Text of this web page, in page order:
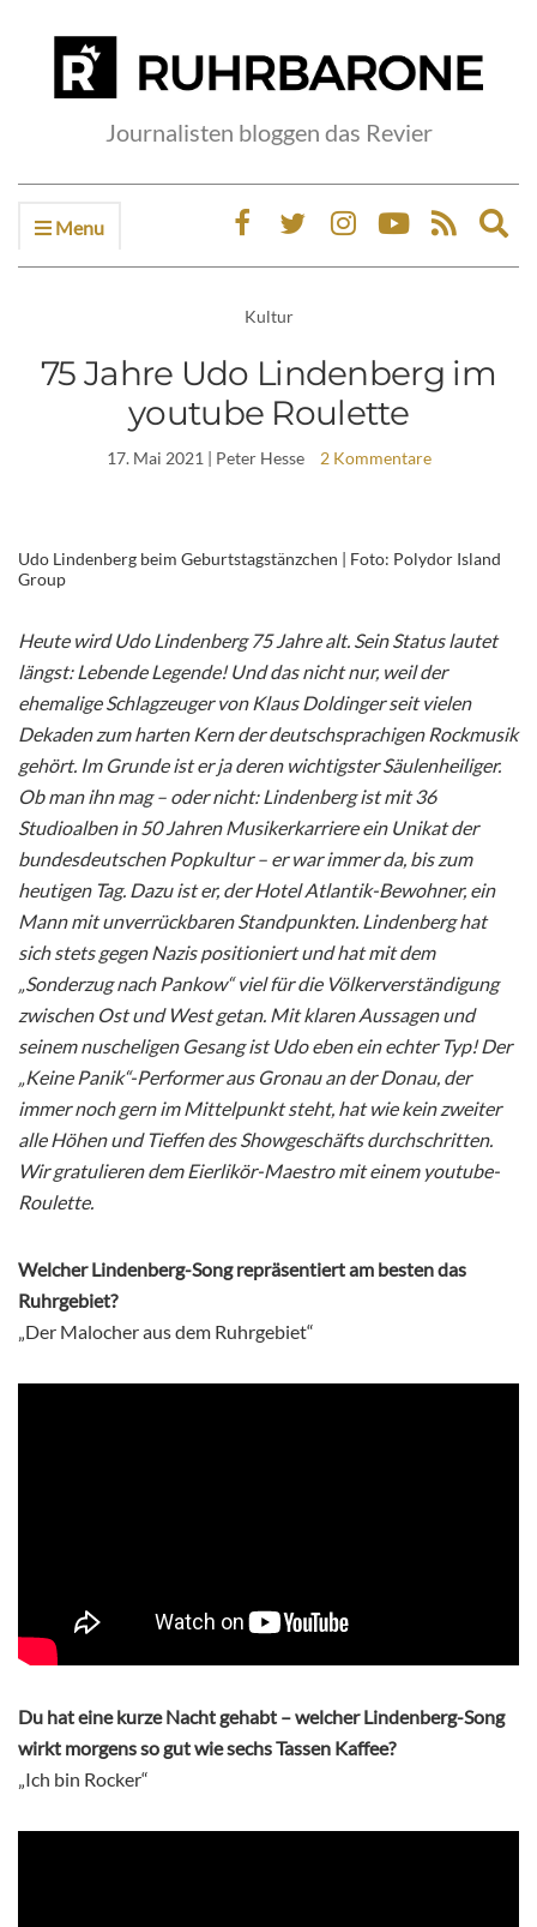
Journalisten bloggen das Revier
Menu
Kultur
75 Jahre Udo Lindenberg im
youtube Roulette
17. Mai 2021 | Peter Hesse 2 Kommentare
Udo Lindenberg beim Geburtstagstänzchen | Foto: Polydor Island
Group
Heute wird Udo Lindenberg 75 Jahre alt. Sein Status lautet
längst: Lebende Legende! Und das nicht nur, weil der
ehemalige Schlagzeuger von Klaus Doldinger seit vielen
Dekaden zum harten Kern der deutschsprachigen Rockmusik
gehört. Im Grunde ist er ja deren wichtigster Säulenheiliger.
Ob man ihn mag – oder nicht: Lindenberg ist mit 36
Studioalben in 50 Jahren Musikerkarriere ein Unikat der
bundesdeutschen Popkultur – er war immer da, bis zum
heutigen Tag. Dazu ist er, der Hotel Atlantik-Bewohner, ein
Mann mit unverrückbaren Standpunkten. Lindenberg hat
sich stets gegen Nazis positioniert und hat mit dem
„Sonderzug nach Pankow“ viel für die Völkerverständigung
zwischen Ost und West getan. Mit klaren Aussagen und
seinem nuscheligen Gesang ist Udo eben ein echter Typ! Der
„Keine Panik“-Performer aus Gronau an der Donau, der
immer noch gern im Mittelpunkt steht, hat wie kein zweiter
alle Höhen und Tieffen des Showgeschäfts durchschritten.
Wir gratulieren dem Eierlikör-Maestro mit einem youtube-
Roulette.
Welcher Lindenberg-Song repräsentiert am besten das
Ruhrgebiet?
„Der Malocher aus dem Ruhrgebiet“
Du hat eine kurze Nacht gehabt – welcher Lindenberg-Song
wirkt morgens so gut wie sechs Tassen Kaffee?
„Ich bin Rocker“